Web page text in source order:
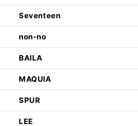
Seventeen
non-no
BAILA
MAQUIA
SPUR
LEE